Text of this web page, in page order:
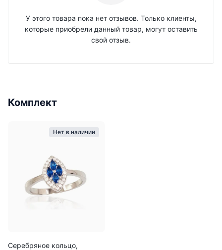
У этого товара пока нет отзывов. Только клиенты,
которые приобрели данный товар, могут оставить
свой отзыв.
Комплект
Нет в наличии
Серебряное кольцо,